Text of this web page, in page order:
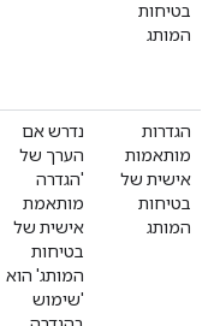
בטיחות
המותג
הגדרות
מותאמות
אישית של
בטיחות
המותג
נדרש אם
הערך של
'הגדרה
מותאמת
אישית של
בטיחות
המותג' הוא
'שימוש